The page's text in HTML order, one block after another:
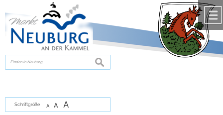
zur Navigationoder
springen.
suchen
Schriftgröße A A A